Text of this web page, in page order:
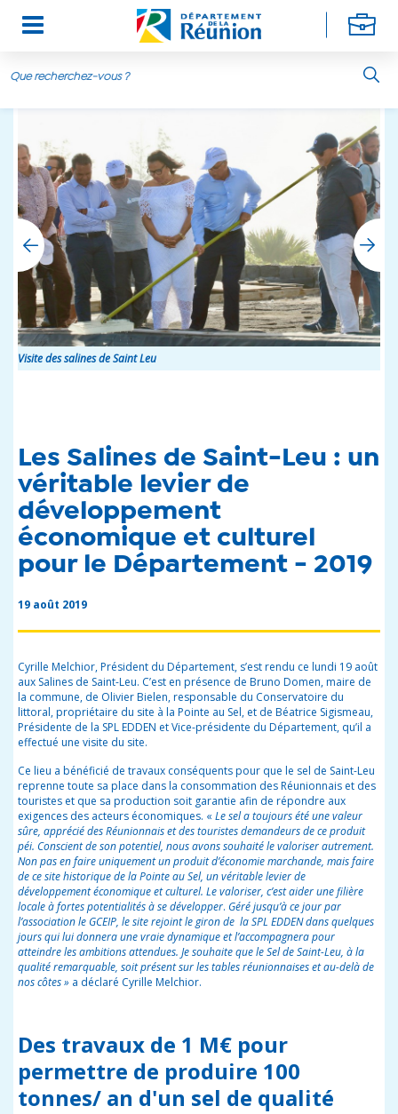
Les Salines de Saint-Leu : un
véritable levier de
développement
économique et culturel
pour le Département - 2019
19 août 2019
Cyrille Melchior, Président du Département, s’est rendu ce lundi 19 août
aux Salines de Saint-Leu. C’est en présence de Bruno Domen, maire de
la commune, de OlivierBielen, responsable du Conservatoire du
littoral, propriétaire du site à la Pointe au Sel, et de Béatrice Sigismeau,
Présidente de la SPL EDDEN et Vice-présidente du Département, qu’il a
effectué une visite du site.
Ce lieu a bénéficié de travaux conséquents pour que le sel de Saint-Leu
reprenne toute sa place dans la consommation des Réunionnais et des
touristes et que sa production soit garantie afin de répondre aux
exigences des acteurs économiques. « Le sel a toujours été une valeur
sûre, apprécié des Réunionnais et des touristes demandeurs de ce produit
péi. Conscient de son potentiel, nous avons souhaité le valoriser autrement.
Non pas en faire uniquement un produit d’économie marchande, mais faire
de ce site historique de la Pointe au Sel, un véritable levier de
développement économique et culturel. Le valoriser, c’est aider une filière
locale à fortes potentialités à se développer. Géré jusqu’à ce jour par
l’association le GCEIP, le site rejoint le giron de la SPL EDDEN dans quelques
jours qui lui donnera une vraie dynamique et l’accompagnera pour
atteindre les ambitions attendues. Je souhaite que le Sel de Saint-Leu, à la
qualité remarquable, soit présent sur les tables réunionnaises et au-delà de
nos côtes » a déclaré Cyrille Melchior.
Des travaux de 1 M€ pour
permettre de produire 100
tonnes/ an d'un sel de qualité
Visite des salines de Saint Leu